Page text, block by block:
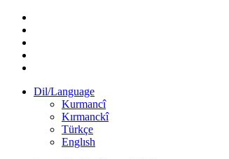
Dil/Language
Kurmancî
Kırmanckî
Türkçe
Englısh